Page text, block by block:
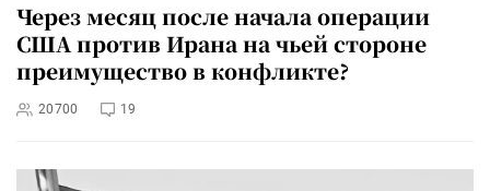
Через месяц после начала операции
США против Ирана на чьей стороне
преимущество в конфликте?
20700 19